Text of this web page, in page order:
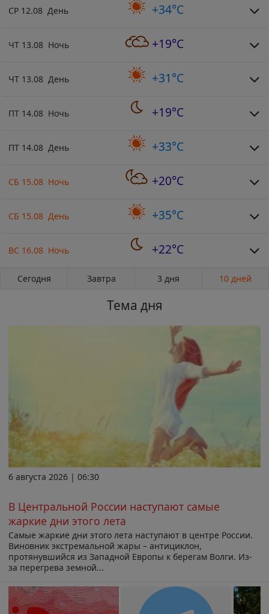
СР 12.08 День +34°C
ЧТ 13.08 Ночь +19°C
ЧТ 13.08 День +31°C
ПТ 14.08 Ночь +19°C
ПТ 14.08 День +33°C
СБ 15.08 Ночь +20°C
СБ 15.08 День +35°C
ВС 16.08 Ночь +22°C
Сегодня Завтра 3 дня 10 дней
Тема дня
6 августа 2026 | 06:30
В Центральной России наступают самые
жаркие дни этого лета
Самые жаркие дни этого лета наступают в центре России.
Виновник экстремальной жары – антициклон,
протянувшийся из Западной Европы к берегам Волги. Из-
за перегрева земной...